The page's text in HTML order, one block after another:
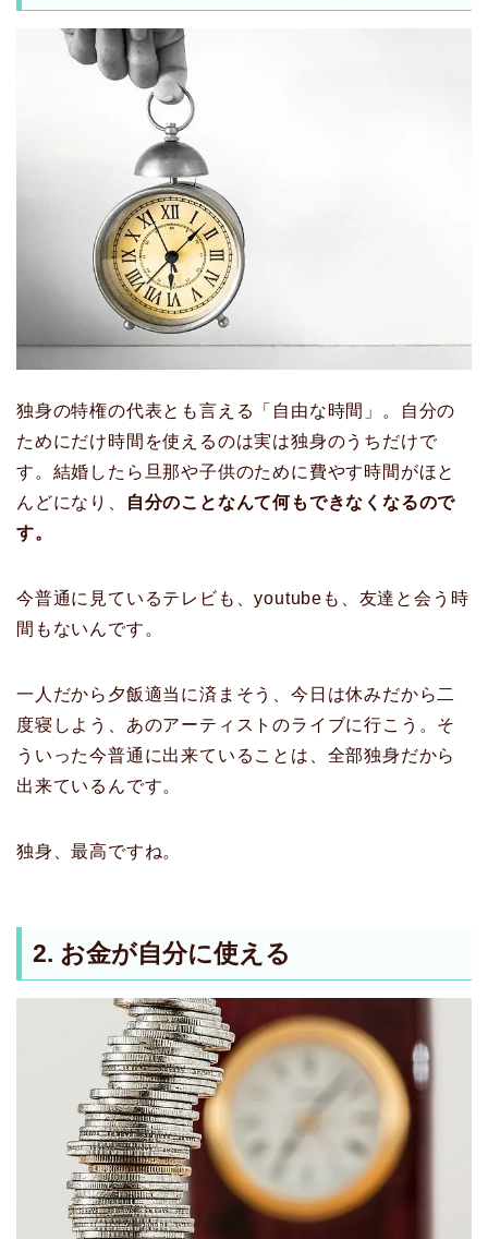
独身の特権の代表とも言える「自由な時間」。自分の
ためにだけ時間を使えるのは実は独身のうちだけで
す。結婚したら旦那や子供のために費やす時間がほと
んどになり、
自分のことなんて何もできなくなるので
す。
今普通に見ているテレビも、youtubeも、友達と会う時
間もないんです。
一人だから夕飯適当に済まそう、今日は休みだから二
度寝しよう、あのアーティストのライブに行こう。そ
ういった今普通に出来ていることは、全部独身だから
出来ているんです。
独身、最高ですね。
2. お金が自分に使える